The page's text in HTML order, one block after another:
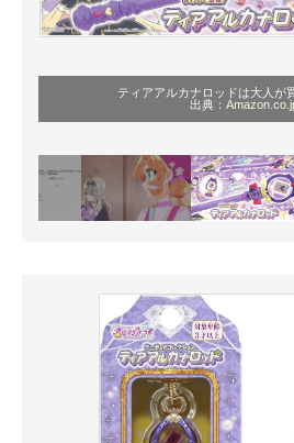
ティアアルカナロッドは大人が
出典：